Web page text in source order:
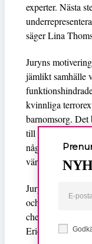
experter. Nästa
säger Lina
Juryns
jämlikt samhälle
kvinnliga
barnomsorg. Det
till en mer jämlik
något litet har
världsbild och
Juryn bestod av
och stf ansvarig
chefredaktör,
Ericson, chef